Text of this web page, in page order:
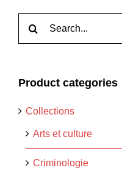
Product categories
Collections
Arts et culture
Criminologie